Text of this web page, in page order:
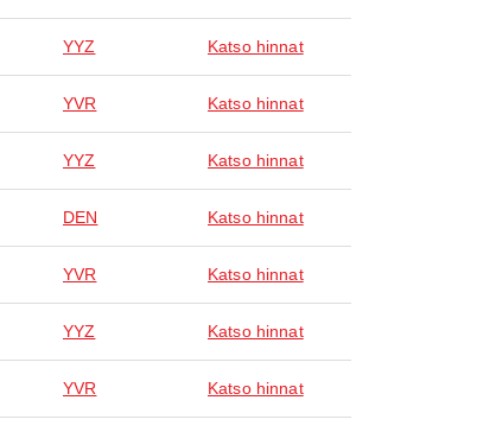
YYZ Katso hinnat
YVR Katso hinnat
YYZ Katso hinnat
DEN Katso hinnat
YVR Katso hinnat
YYZ Katso hinnat
YVR Katso hinnat